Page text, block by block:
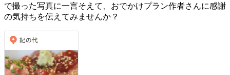
で撮った写真に一言そえて、おでかけプラン作者さんに感謝
の気持ちを伝えてみませんか？